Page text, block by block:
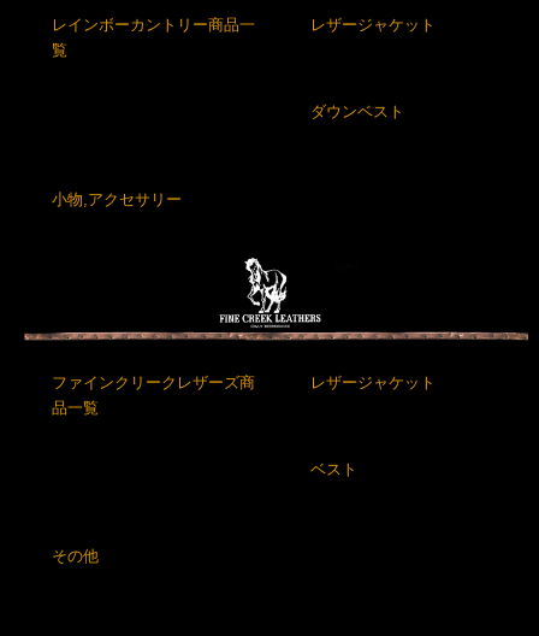
レインボーカントリー商品一
覧
レザージャケット
ダウンベスト
小物,アクセサリー
ファインクリークレザーズ商
品一覧
レザージャケット
ベスト
その他